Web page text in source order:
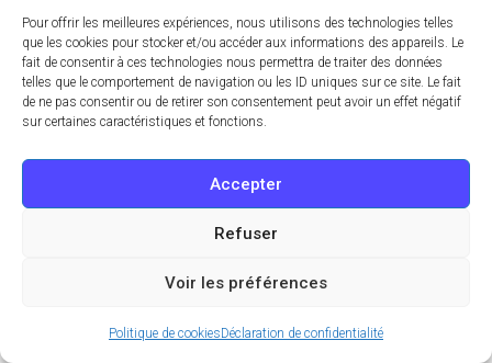
Pour offrir les meilleures expériences, nous utilisons des technologies telles
que les cookies pour stocker et/ou accéder aux informations des appareils. Le
fait de consentir à ces technologies nous permettra de traiter des données
telles que le comportement de navigation ou les ID uniques sur ce site. Le fait
de ne pas consentir ou de retirer son consentement peut avoir un effet négatif
sur certaines caractéristiques et fonctions.
Accepter
Refuser
Voir les préférences
Politique de cookiesDéclaration de confidentialité